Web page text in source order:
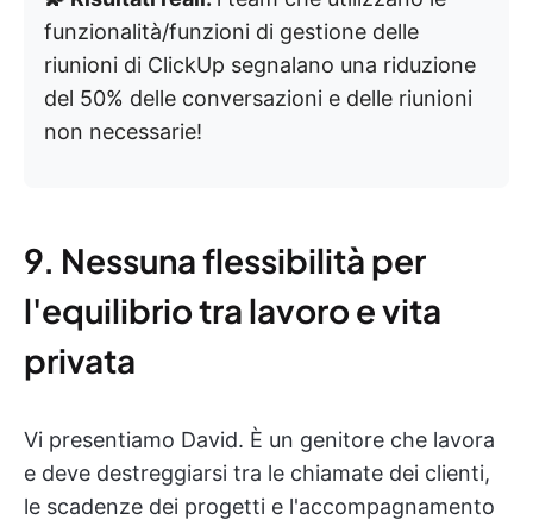
funzionalità/funzioni di gestione delle
riunioni di ClickUp segnalano una riduzione
del 50% delle conversazioni e delle riunioni
non necessarie!
9. Nessuna flessibilità per
l'equilibrio tra lavoro e vita
privata
Vi presentiamo David. È un genitore che lavora
e deve destreggiarsi tra le chiamate dei clienti,
le scadenze dei progetti e l'accompagnamento